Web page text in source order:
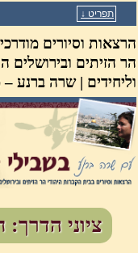
תפריט ↓
הרצאות וסיורים
הר הזיתים ובירושלים
וליחידים | שרה ברנע
ציוני